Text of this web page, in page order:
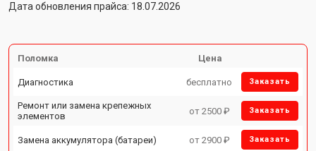
Дата обновления прайса: 18.07.2026
Поломка Цена
Диагностика бесплатно Заказать
Ремонт или замена крепежных
элементов
от 2500 ₽ Заказать
Замена аккумулятора (батареи) от 2900 ₽ Заказать